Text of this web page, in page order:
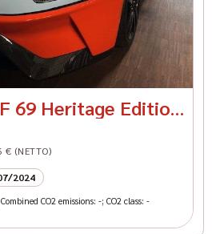
69 Heritage Edition
€ (NETTO)
2024
CO2 emissions: -; CO2 class: -